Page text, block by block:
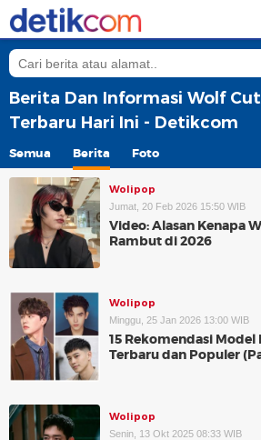
Berita Dan Informasi Wolf
Terbaru Hari Ini - Detikcom
Semua Berita Foto
Wolipop
Jumat, 20 Feb 2026 15:50 WIB
Video: Alasan Kenapa
Rambut di 2026
Wolipop
Minggu, 25 Jan 2026 13:00 WIB
15 Rekomendasi
Terbaru dan Populer
Wolipop
Senin, 13 Okt 2025 08:33 WIB